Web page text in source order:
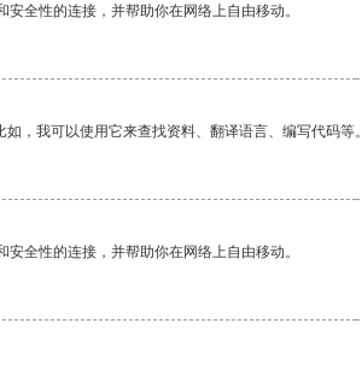
全性的连接，并帮助你在网络上自由移动。
，我可以使用它来查找资料、翻译语言、编写代码等。
全性的连接，并帮助你在网络上自由移动。